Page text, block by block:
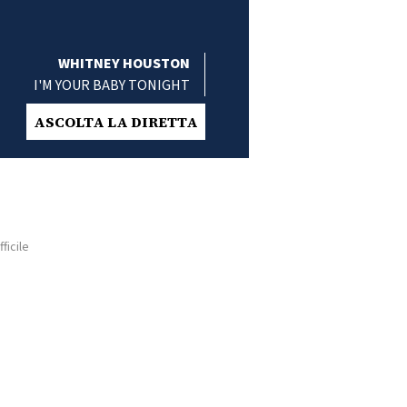
WHITNEY HOUSTON
I'M YOUR BABY TONIGHT
ASCOLTA LA DIRETTA